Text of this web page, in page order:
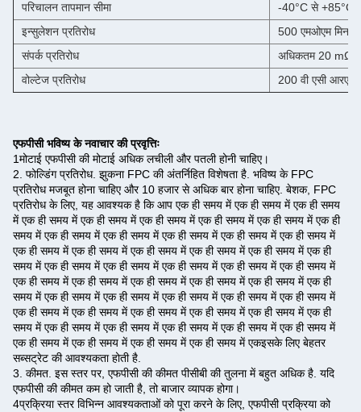
परिचालन तापमान सीमा
-40°C से +85°C
इन्सुलेशन प्रतिरोध
500 एमओएम मिनट
संपर्क प्रतिरोध
अधिकतम 20 mΩ
वोल्टेज प्रतिरोध
200 वी एसी
एफपीसी भविष्य के नवाचार की प्रवृत्तिः
1मोटाई एफपीसी की मोटाई अधिक लचीली और पतली होनी चाहिए।
2. फोल्डिंग प्रतिरोध. झुकना FPC की अंतर्निहित विशेषता है. भविष्य के FPC
प्रतिरोध मजबूत होना चाहिए और 10 हजार से अधिक बार होना चाहिए. बेशक, FPC
प्रतिरोध के लिए, यह आवश्यक है कि आप एक ही समय में एक ही समय में एक ही समय
में एक ही समय में एक ही समय में एक ही समय में एक ही समय में एक ही समय में एक ही
समय में एक ही समय में एक ही समय में एक ही समय में एक ही समय में एक ही समय में
एक ही समय में एक ही समय में एक ही समय में एक ही समय में एक ही समय में एक ही
समय में एक ही समय में एक ही समय में एक ही समय में एक ही समय में एक ही समय में
एक ही समय में एक ही समय में एक ही समय में एक ही समय में एक ही समय में एक ही
समय में एक ही समय में एक ही समय में एक ही समय में एक ही समय में एक ही समय में
एक ही समय में एक ही समय में एक ही समय में एक ही समय में एक ही समय में एक ही
समय में एक ही समय में एक ही समय में एक ही समय में एक ही समय में एक ही समय में
एक ही समय में एक ही समय में एक ही समय में एक ही समय में एकइसके लिए बेहतर
सब्सट्रेट की आवश्यकता होती है.
3. कीमत. इस स्तर पर, एफपीसी की कीमत पीसीबी की तुलना में बहुत अधिक है. यदि
एफपीसी की कीमत कम हो जाती है, तो बाजार व्यापक होगा।
4प्रक्रिया स्तर विभिन्न आवश्यकताओं को पूरा करने के लिए, एफपीसी प्रक्रिया को